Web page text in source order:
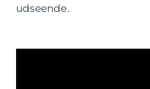
udseende.